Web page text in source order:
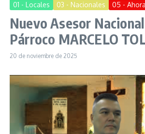
01 - Locales 03 - Nacionales 05 -
Nuevo Asesor Nacional
Párroco MARCELO
20 de noviembre de 2025